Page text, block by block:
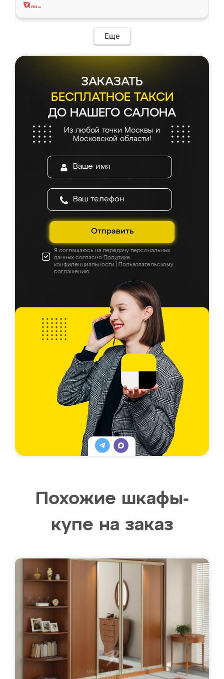
Еще
ЗАКАЗАТЬ
БЕСПЛАТНОЕ ТАКСИ
ДО НАШЕГО САЛОНА
Из любой точки Москвы и
Московской области!
Отправить
Я соглашаюсь на передачу персональных
данных согласно Политике
конфиденциальности
Пользовательскому
соглашению
Похожие шкафы-
купе на заказ